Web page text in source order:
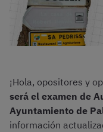
¡Hola, opositores y
será el examen de
Ayuntamiento de
información